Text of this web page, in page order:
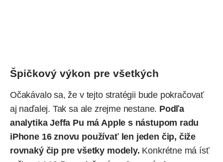
Špičkový výkon pre všetkých
Očakávalo sa, že v tejto stratégii bude pokračovať
aj naďalej. Tak sa ale zrejme nestane. Podľa
analytika Jeffa Pu má Apple s nástupom radu
iPhone 16 znovu používať len jeden čip, čiže
rovnaký čip pre všetky modely. Konkrétne má ísť